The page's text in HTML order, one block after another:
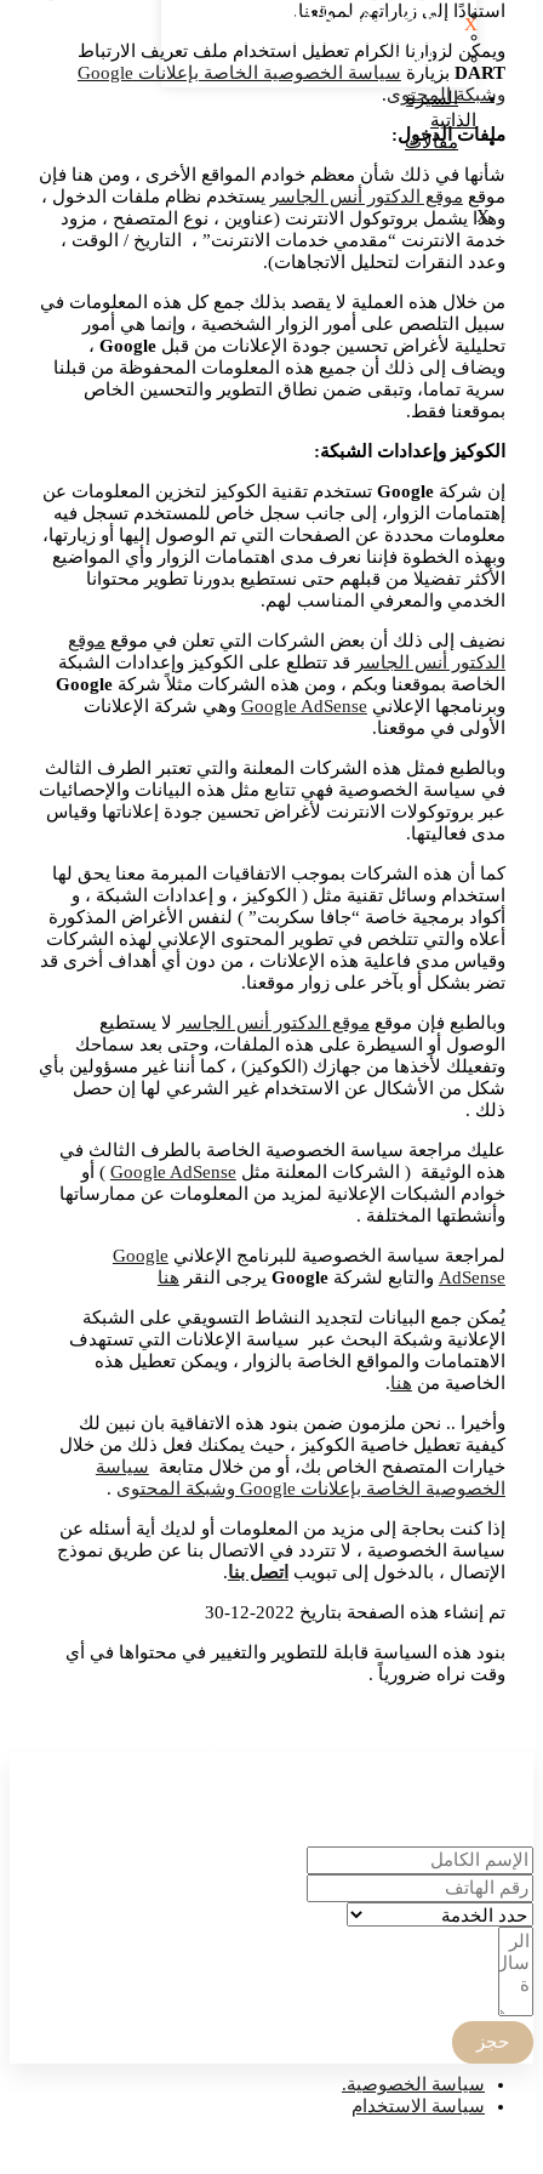
X
شفط الدهون والحقن​
التعرق
السيرة
الذاتية
مقالات
X
استنادًا إلى زياراتهم لموقعنا.
ويمكن لزوارنا الكرام تعطيل استخدام ملف تعريف الارتباط
DART بزيارة
سياسة الخصوصية الخاصة بإعلانات Google
وشبكة المحتوى.
ملفات الدخول:
شأنها في ذلك شأن معظم خوادم المواقع الأخرى ، ومن هنا فإن
موقع موقع الدكتور أنس الجاسر يستخدم نظام ملفات الدخول ،
وهذا يشمل بروتوكول الانترنت (عناوين ، نوع المتصفح ، مزود
خدمة الانترنت “مقدمي خدمات الانترنت” ، التاريخ / الوقت ،
وعدد النقرات لتحليل الاتجاهات).
من خلال هذه العملية لا يقصد بذلك جمع كل هذه المعلومات في
سبيل التلصص على أمور الزوار الشخصية ، وإنما هي أمور
تحليلية لأغراض تحسين جودة الإعلانات من قبلGoogle ،
ويضاف إلى ذلك أن جميع هذه المعلومات المحفوظة من قبلنا
سرية تماما، وتبقى ضمن نطاق التطوير والتحسين الخاص
بموقعنا فقط.
الكوكيز وإعدادات الشبكة:
إن شركةGoogle تستخدم تقنية الكوكيز لتخزين المعلومات عن
إهتمامات الزوار، إلى جانب سجل خاص للمستخدم تسجل فيه
معلومات محددة عن الصفحات التي تم الوصول إليها أو زيارتها،
وبهذه الخطوة فإننا نعرف مدى اهتمامات الزوار وأي المواضيع
الأكثر تفضيلا من قبلهم حتى نستطيع بدورنا تطوير محتوانا
الخدمي والمعرفي المناسب لهم.
نضيف إلى ذلك أن بعض الشركات التي تعلن في موقع موقع
الدكتور أنس الجاسر قد تتطلع على الكوكيز وإعدادات الشبكة
الخاصة بموقعنا وبكم ، ومن هذه الشركات مثلاً شركةGoogle
وبرنامجها الإعلاني Google AdSense وهي شركة الإعلانات
الأولى في موقعنا.
وبالطبع فمثل هذه الشركات المعلنة والتي تعتبر الطرف الثالث
في سياسة الخصوصية فهي تتابع مثل هذه البيانات والإحصائيات
عبر بروتوكولات الانترنت لأغراض تحسين جودة إعلاناتها وقياس
مدى فعاليتها.
كما أن هذه الشركات بموجب الاتفاقيات المبرمة معنا يحق لها
استخدام وسائل تقنية مثل ( الكوكيز ، و إعدادات الشبكة ، و
أكواد برمجية خاصة “جافا سكربت” ) لنفس الأغراض المذكورة
أعلاه والتي تتلخص في تطوير المحتوى الإعلاني لهذه الشركات
وقياس مدى فاعلية هذه الإعلانات ، من دون أي أهداف أخرى قد
تضر بشكل أو بآخر على زوار موقعنا.
وبالطبع فإن موقع موقع الدكتور أنس الجاسر
لا يستطيع
الوصول أو السيطرة على هذه الملفات، وحتى بعد سماحك
وتفعيلك لأخذها من جهازك (الكوكيز) ، كما أننا غير مسؤولين بأي
شكل من الأشكال عن الاستخدام غير الشرعي لها إن حصل
ذلك .
عليك مراجعة سياسة الخصوصية الخاصة بالطرف الثالث في
هذه الوثيقة ( الشركات المعلنة مثل Google AdSense ) أو
خوادم الشبكات الإعلانية لمزيد من المعلومات عن ممارساتها
وأنشطتها المختلفة .
لمراجعة سياسة الخصوصية للبرنامج الإعلاني Google
AdSense والتابع لشركةGoogle يرجى النقر هنا
يُمكن جمع البيانات لتجديد النشاط التسويقي على الشبكة
الإعلانية وشبكة البحث عبر سياسة الإعلانات التي تستهدف
الاهتمامات والمواقع الخاصة بالزوار ، ويمكن تعطيل هذه
الخاصية من هنا.
وأخيرا .. نحن ملزمون ضمن بنود هذه الاتفاقية بان نبين لك
كيفية تعطيل خاصية الكوكيز ، حيث يمكنك فعل ذلك من خلال
خيارات المتصفح الخاص بك، أو من خلال متابعة سياسة
الخصوصية الخاصة بإعلانات Google وشبكة المحتوى
.
إذا كنت بحاجة إلى مزيد من المعلومات أو لديك أية أسئله عن
سياسة الخصوصية ، لا تتردد في الاتصال بنا عن طريق نموذج
الإتصال ، بالدخول إلى تبويب اتصل بنا.
تم إنشاء هذه الصفحة بتاريخ 2022-12-30
بنود هذه السياسة قابلة للتطوير والتغيير في محتواها في أي
وقت نراه ضرورياً .
حجز
سياسة الخصوصية.
سياسة الاستخدام